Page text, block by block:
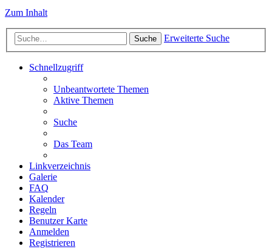
Zum Inhalt
Suche Erweiterte Suche
Schnellzugriff
Unbeantwortete Themen
Aktive Themen
Suche
Das Team
Linkverzeichnis
Galerie
FAQ
Kalender
Regeln
Benutzer Karte
Anmelden
Registrieren